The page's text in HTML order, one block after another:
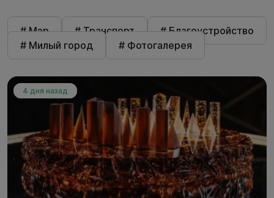
# Мэр # Транспорт
# Благоустройство
# Милый город
# Фотогалерея
4 дня назад